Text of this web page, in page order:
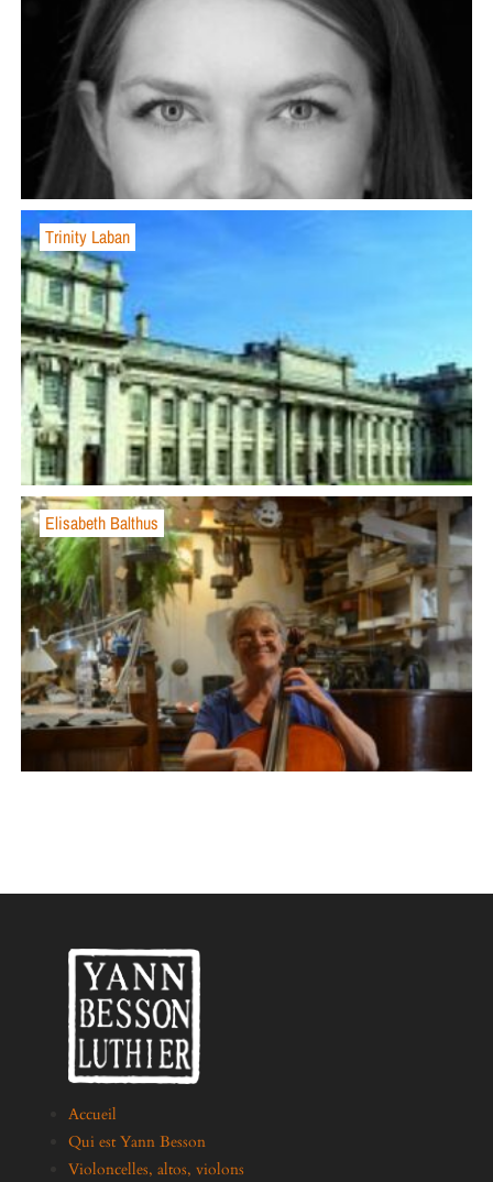
Trinity Laban
Elisabeth Balthus
Accueil
Qui est Yann Besson
Violoncelles, altos, violons